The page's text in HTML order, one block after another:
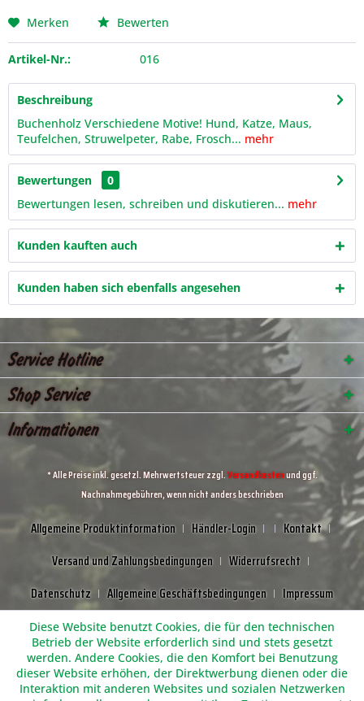
Merken Bewerten
Artikel-Nr.: 016
Beschreibung
Buchenholz Verschiedene Motive! Hund, Katze, Maus,
Teufelchen, Struwelpeter, Rabe, Frosch... mehr
Bewertungen
0
Bewertungen lesen, schreiben und diskutieren... mehr
Kunden kauften auch
Kunden haben sich ebenfalls angesehen
Service Hotline
Shop Service
Informationen
* Alle Preise inkl. gesetzl. Mehrwertsteuer zzgl.Versandkostenund ggf.
Nachnahmegebühren, wenn nicht anders beschrieben
Allgemeine Produktinformation Händler-Login
Kontakt
Versand und Zahlungsbedingungen
Widerrufsrecht
Datenschutz
Allgemeine Geschäftsbedingungen Impressum
Diese Website benutzt Cookies, die für den technischen
Betrieb der Website erforderlich sind und stets gesetzt
werden. Andere Cookies, die den Komfort bei Benutzung
dieser Website erhöhen, der Direktwerbung dienen oder die
Interaktion mit anderen Websites und sozialen Netzwerken